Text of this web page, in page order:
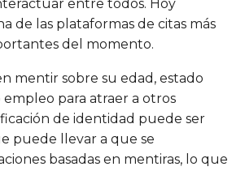
entre todos. Hoy
de las plataformas de citas más
del momento.
mentir sobre su edad, estado
empleo para atraer a otros
de identidad puede ser
puede llevar a que se
basadas en mentiras, lo que